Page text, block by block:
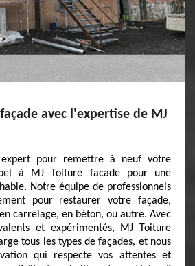
avec l'expertise de MJ
expert pour remettre à neuf votre
à MJ Toiture facade pour une
Notre équipe de professionnels
pour restaurer votre façade,
carrelage, en béton, ou autre. Avec
et expérimentés, MJ Toiture
tous les types de façades, et nous
qui respecte vos attentes et